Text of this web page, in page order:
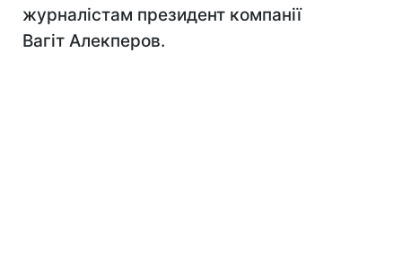
журналістам президент компанії
Вагіт Алекперов.